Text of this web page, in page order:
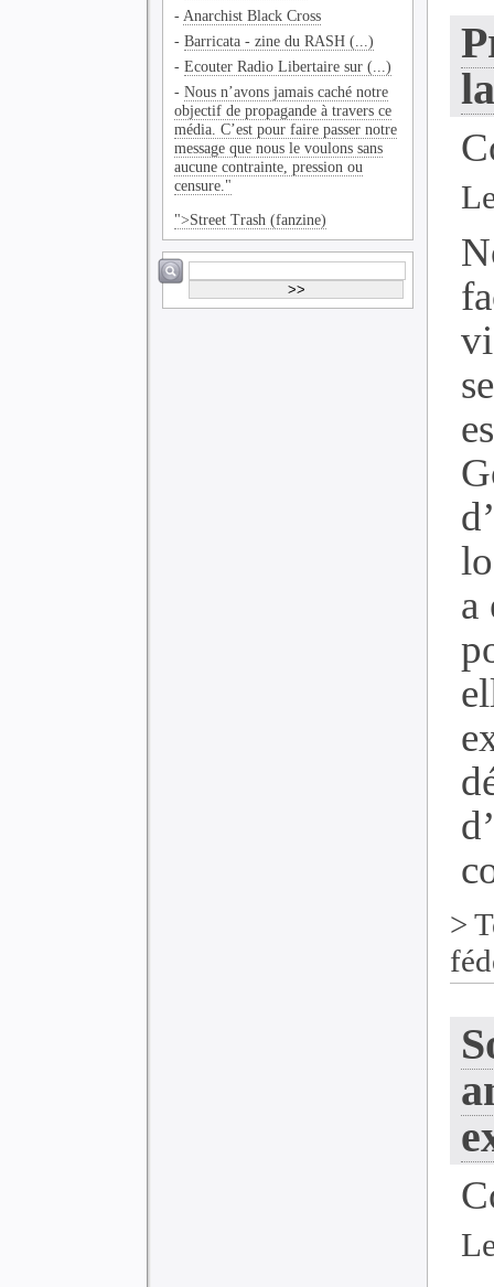
- Anarchist Black Cross
-Barricata - zine du RASH (...)
-Ecouter Radio Libertaire sur (...)
-Nous n’avons jamais caché notre
objectif de propagande à travers ce
média. C’est pour faire passer notre
message que nous le voulons sans
aucune contrainte, pression ou
censure."
">Street Trash (fanzine)
a
>